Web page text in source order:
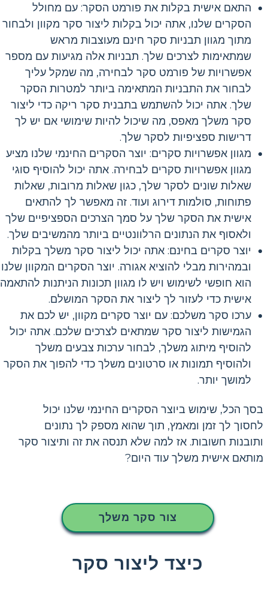
התאם אישית בקלות את פורמט הסקר: עם מחולל
הסקרים שלנו, אתה יכול בקלות ליצור סקר מקוון ולבחור
מתוך מגוון תבניות סקר חינם מעוצבות מראש
שמתאימות לצרכים שלך. תבניות אלה מגיעות עם מספר
אפשרויות של פורמט סקר לבחירה, מה שמקל עליך
לבחור את התבניות המתאימה ביותר למטרות הסקר
שלך. אתה יכול להשתמש בתבנית סקר ריקה כדי ליצור
סקר משלך מאפס, מה שיכול להיות שימושי אם יש לך
דרישות ספציפיות לסקר שלך.
מגוון אפשרויות סקרים: יוצר הסקרים החינמי שלנו מציע
מגוון אפשרויות סקרים לבחירה. אתה יכול להוסיף סוגי
שאלות שונים לסקר שלך, כגון שאלות מרובות, שאלות
פתוחות, סולמות דירוג ועוד. זה מאפשר לך להתאים
אישית את הסקר שלך על סמך הצרכים הספציפיים שלך
ולאסוף את הנתונים הרלוונטיים ביותר מהמשיבים שלך.
יוצר סקרים בחינם: אתה יכול ליצור סקר משלך בקלות
ובמהירות מבלי להוציא אגורה. יוצר הסקרים המקוון שלנו
הוא חופשי לשימוש ויש לו מגוון תכונות הניתנות להתאמה
אישית כדי לעזור לך ליצור את הסקר המושלם.
ערכו סקר משלכם: עם יוצר סקרים מקוון, יש לכם את
הגמישות ליצור סקר שמתאים לצרכים שלכם. אתה יכול
להוסיף מיתוג משלך, לבחור ערכות צבעים משלך
ולהוסיף תמונות או סרטונים משלך כדי להפוך את הסקר
למושך יותר.
בסך הכל, שימוש ביוצר הסקרים החינמי שלנו יכול
לחסוך לך זמן ומאמץ, תוך שהוא מספק לך נתונים
ותובנות חשובות. אז למה שלא תנסה את זה ותיצור סקר
מותאם אישית משלך עוד היום?
צור סקר משלך
כיצד ליצור סקר